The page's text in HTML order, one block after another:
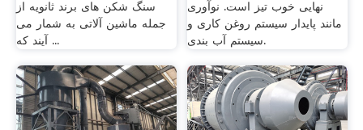
سنگ شکن های برند ثانویه از
جمله ماشین آلاتی به شمار می
آیند که ...
نهایی خوب تیز است. نوآوری
مانند پایدار سیستم روغن کاری و
سیستم آب بندی.